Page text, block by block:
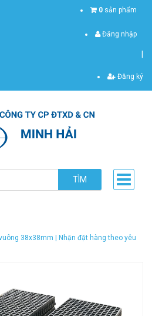
0 sản phẩm
Đăng nhập
Đăng ký
TÌM
38x38mm | Nhận đặt hàng theo yêu